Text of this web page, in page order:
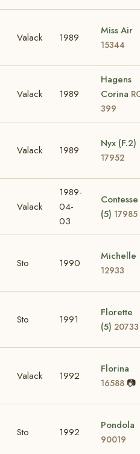
Valack 1989
Miss Air
15344
Valack 1989
Hagens
Corina
399
Valack 1989
Nyx (F.2)
17952
Valack
1989-
04-
03
Contesse
(5) 17985
Sto 1990
Michelle
12933
Sto 1991
Florette
(5) 20733
Valack 1992
Florina
16588 📷
Sto 1992
Pondola
90019